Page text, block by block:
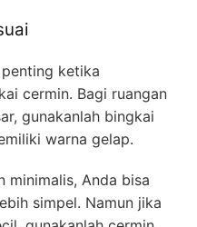
ketika
cermin. Bagi ruangan
gunakanlah bingkai
warna gelap.
minimalis, Anda bisa
simpel. Namun jika